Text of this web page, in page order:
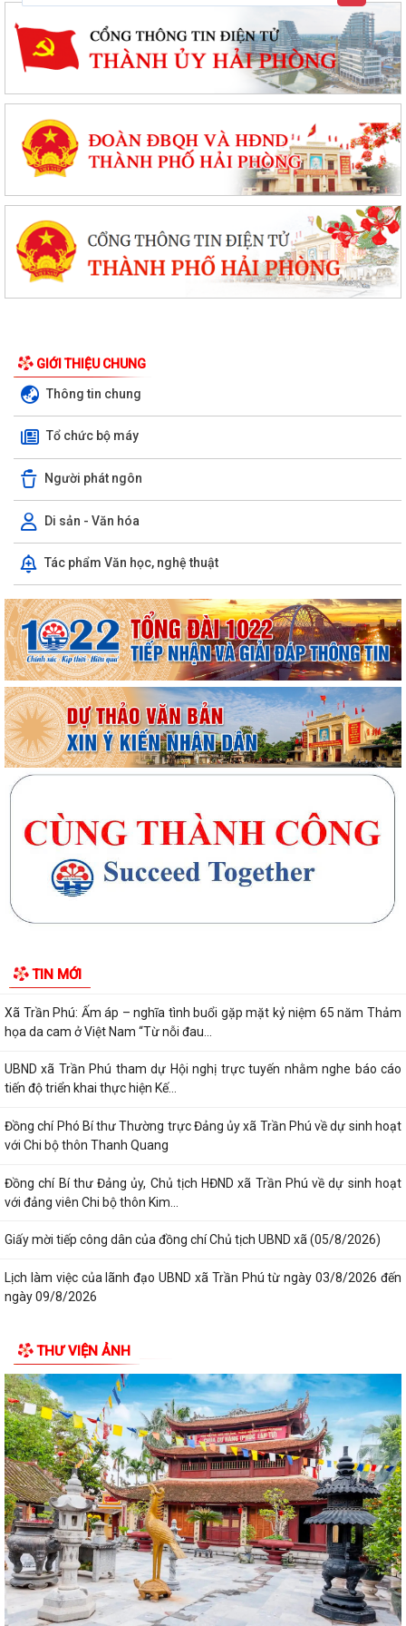
GIỚI THIỆU CHUNG
Thông tin chung
Tổ chức bộ máy
Người phát ngôn
Di sản - Văn hóa
Tác phẩm Văn học, nghệ thuật
TIN MỚI
công tác mặt trận 6 tháng đầu năm...
Triển khai kiểm đếm, xác nhận tài sản phục vụ giải phóng mặt bằng
các dự án trọng điểm
Xã Trần Phú đã tổ chức Hội nghị tập huấn, bồi dưỡng kiến thức chuyển
đổi số, kỹ năng số cho CBCCVC...
Các đồng chí Thường trực Đảng ủy xã Trần Phú kiểm tra hệ thống đê
chỉ đạo phương án chủ động ứng...
Các đồng chí Thường trực Đảng ủy xã Trần Phú kiểm tra chấn chỉnh
hoạt động tại các bến bãi mùa mưa...
Xã Trần Phú: Ấm áp – nghĩa tình buổi gặp mặt kỷ niệm 65 năm Thảm
họa da cam ở Việt Nam “Từ nỗi đau...
Đồng chí Phó Bí thư Thường trực Đảng ủy xã Trần Phú về dự sinh hoạt
với Chi bộ thôn Thanh Quang
với đảng viên Chi bộ thôn Kim...
Lịch làm việc của lãnh đạo UBND xã Trần Phú từ ngày 03/8/2026 đến
Đồng chí Bí thư Đảng ủy, Chủ tịch HĐND xã tiếp xúc, đối thoại với công
đối thoại với người dân thôn...
Đảng ủy xã Trần Phú giao ban với Bí thư chi bộ, Trưởng thôn tháng
8/2026
Thông báo số 43/TB-HĐND, ngày 29/7/2026 về Kết quả kỳ họp thứ 3
HĐND thành phố
Tổng Bí thư, Chủ tịch nước Tô Lâm chỉ đạo 5 nhiệm vụ trọng tâm tại
Hội nghị toàn quốc quán triệt...
Nghị quyết 34/NQ-HĐND, ngày 28/7/2026 của HĐND thành phố về việc
sửa đổi, bổ sung bảng giá đất lần...
Nghị quyết 33/NQ-HĐND, ngày 28/7/2026 của HĐND thành phố về việc
thông qua điều chỉnh, bổ sung danh...
THƯ VIỆN ẢNH